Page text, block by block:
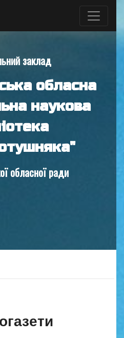
заклад
обласна
наукова
обласної ради